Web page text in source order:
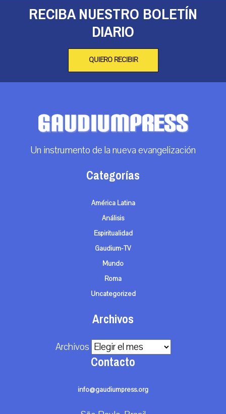
RECIBA NUESTRO BOLETÍN
DIARIO
QUIERO RECIBIR
Un instrumento de la nueva evangelización
Categorías
América Latina
Análisis
Espiritualidad
Gaudium-TV
Mundo
Roma
Uncategorized
Archivos
Archivos
Contacto
info@gaudiumpress.org